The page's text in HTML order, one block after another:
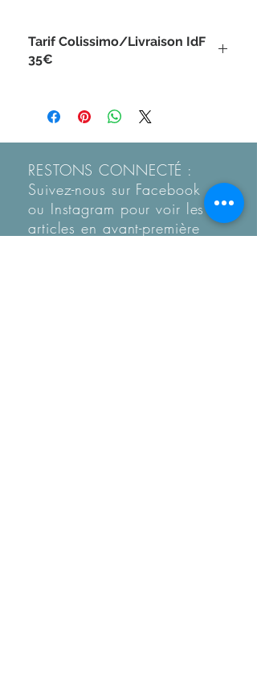
Tarif Colissimo/Livraison IdF
35€
RESTONS CONNECTÉ :
Suivez-nous sur Facebook
ou Instagram pour voir les
articles en avant-première